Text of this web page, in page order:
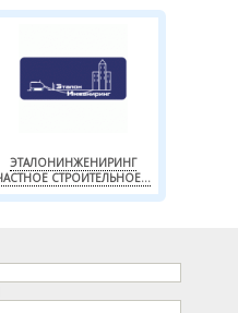
ЭТАЛОНИНЖЕНИРИНГ
СТРОИТЕЛЬНОЕ...